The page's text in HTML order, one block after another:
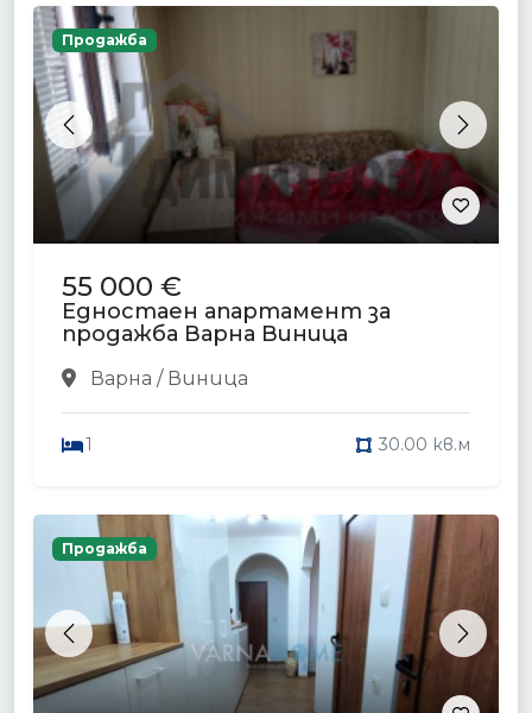
Previous Next
Продажба
55 000 €
Едностаен апартамент за
продажба Варна Виница
Варна / Виница
1 30.00 кв.м
Previous Next
Продажба